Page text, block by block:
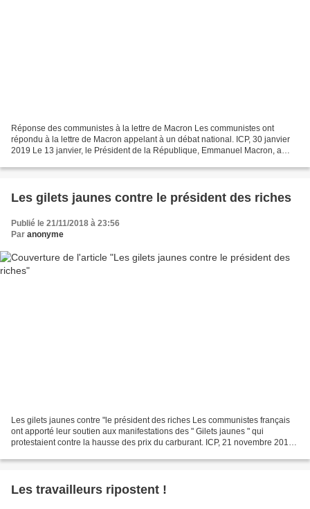
Réponse des communistes à la lettre de Macron Les communistes ont
répondu à la lettre de Macron appelant à un débat national. ICP, 30 janvier
2019 Le 13 janvier, le Président de la République, Emmanuel Macron, a
Les gilets jaunes contre le président des riches
Publié le 21/11/2018 à 23:56
Par anonyme
Les gilets jaunes contre "le président des riches Les communistes français
ont apporté leur soutien aux manifestations des " Gilets jaunes " qui
protestaient contre la hausse des prix du carburant. ICP, 21 novembre 2018
Les travailleurs ripostent !